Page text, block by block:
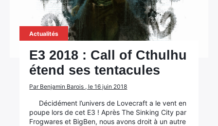
Actualités
E3 2018 : Call of Cthulhu
étend ses tentacules
Par Benjamin Barois , le 16 juin 2018
Décidément l’univers de Lovecraft a le vent en
poupe lors de cet E3 ! Après The Sinking City par
Frogwares et BigBen, nous avons droit à un autre